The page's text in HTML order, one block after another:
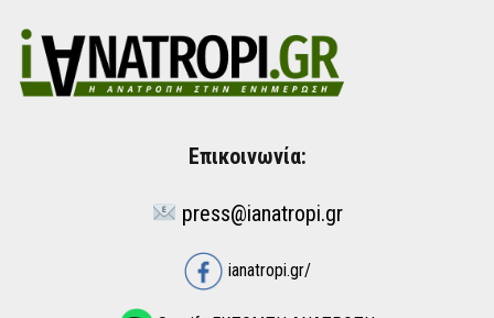
Επικοινωνία:
press@ianatropi.gr
ianatropi.gr/